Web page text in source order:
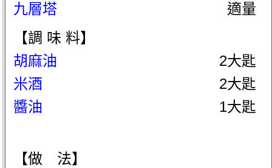
九層塔
適量
【調 味 料】
胡麻油
2大匙
米酒
2大匙
醬油
1大匙
【做 法】